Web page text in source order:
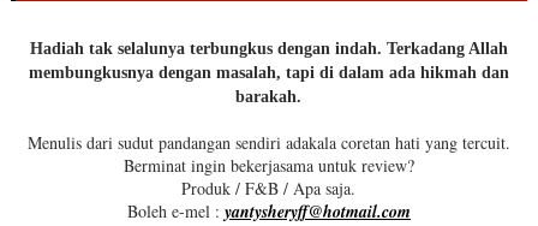
Hadiah tak selalunya terbungkus dengan indah. Terkadang Allah
membungkusnya dengan masalah, tapi di dalam ada hikmah dan
barakah.
Menulis dari sudut pandangan sendiri adakala coretan hati yang tercuit.
Berminat ingin bekerjasama untuk review?
Produk / F&B / Apa saja.
Boleh e-mel : yantysheryff@hotmail.com